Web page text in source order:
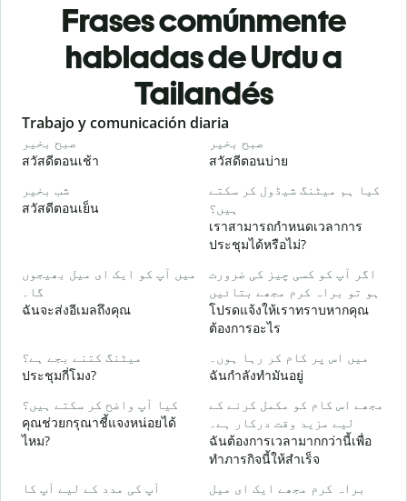
Frases comúnmente
habladas de Urdu a
Tailandés
Slide 1 of 6
Trabajo y comunicación diaria
صبح بخیر
สวัสดีตอนเช้า
صبح بخیر
สวัสดีตอนบ่าย
شب بخیر
สวัสดีตอนเย็น
کیا ہم میٹنگ شیڈول کر سکتے
ہیں؟
เราสามารถกำหนดเวลาการ
ประชุมได้หรือไม่?
میں آپ کو ایک ای میل بھیجوں
گا۔
ฉันจะส่งอีเมลถึงคุณ
اگر آپ کو کسی چیز کی ضرورت
ہو تو براہ کرم مجھے بتائیں
โปรดแจ้งให้เราทราบหากคุณ
ต้องการอะไร
میٹنگ کتنے بجے ہے؟
ประชุมกี่โมง?
میں اس پر کام کر رہا ہوں۔
ฉันกำลังทำมันอยู่
کیا آپ واضح کر سکتے ہیں؟
คุณช่วยกรุณาชี้แจงหน่อยได้
ไหม?
مجھے اس کام کو مکمل کرنے کے
لیے مزید وقت درکار ہے۔
ฉันต้องการเวลามากกว่านี้เพื่อ
ทำภารกิจนี้ให้สำเร็จ
آپ کی مدد کے لیے آپ کا
براہ کرم مجھے ایک ای میل